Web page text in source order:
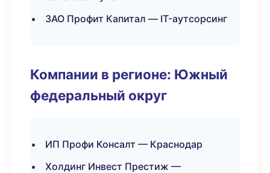
ЗАО Профит Капитал — IT-аутсорсинг
Компании в регионе: Южный
федеральный округ
ИП Профи Консалт — Краснодар
Холдинг Инвест Престиж —